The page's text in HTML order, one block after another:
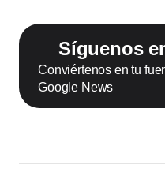
Síguenos
Conviértenos en tu
Google News